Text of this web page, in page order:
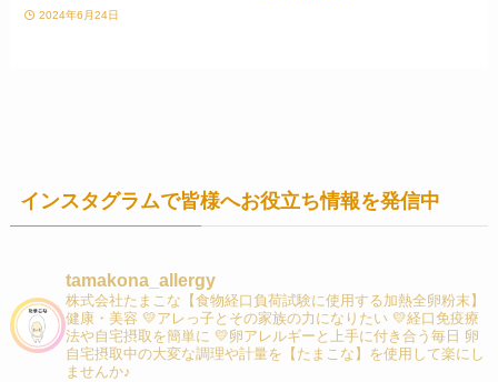
2024年6月24日
インスタグラムで皆様へお役立ち情報を発信中
tamakona_allergy
株式会社たまこな【食物経口負荷試験に使用する加熱全卵粉末】
健康・美容 💛アレっ子とその家族の力になりたい 💛経口免疫療
法や自宅摂取を簡単に 💛卵アレルギーと上手に付き合う毎日 卵
自宅摂取中の大変な調理や計量を【たまこな】を使用して楽にし
ませんか♪